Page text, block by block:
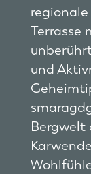
Terrasse
und
Bergwelt